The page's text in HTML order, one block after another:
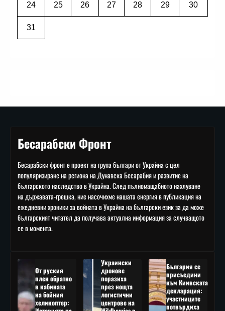
24 25 26 27 28 29 30
31
Бесарабски Фронт
Бесарабски фронт е проект на група българи от Украйна с цел
популяризиране на региона на Дунавска Бесарабия и развитие на
българското наследство в Украйна. След пълномащабното нахлуване
на държавата-грешка, ние насочихме нашата енергия в публикация на
ежедневни хроники за войната в Украйна на български език за да може
българският читател да получава актуална информация за случващото
се в момента.
От руския
плен обратно
в кабината
на бойния
хеликоптер:
Украински
дронове
поразиха
през нощта
логистични
центрове на
България се
присъедини
към Киивската
декларация:
участниците
потвърдиха